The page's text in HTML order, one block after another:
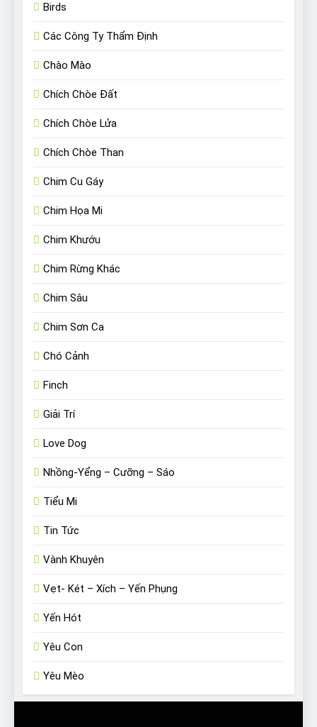
Birds
Các Công Ty Thẩm Định
Chào Mào
Chích Chòe Đất
Chích Chòe Lửa
Chích Chòe Than
Chim Cu Gáy
Chim Họa Mi
Chim Khướu
Chim Rừng Khác
Chim Sâu
Chim Sơn Ca
Chó Cảnh
Finch
Giải Trí
Love Dog
Nhồng-Yểng – Cưỡng – Sáo
Tiểu Mi
Tin Tức
Vành Khuyên
Vẹt- Két – Xích – Yến Phụng
Yến Hót
Yêu Con
Yêu Mèo